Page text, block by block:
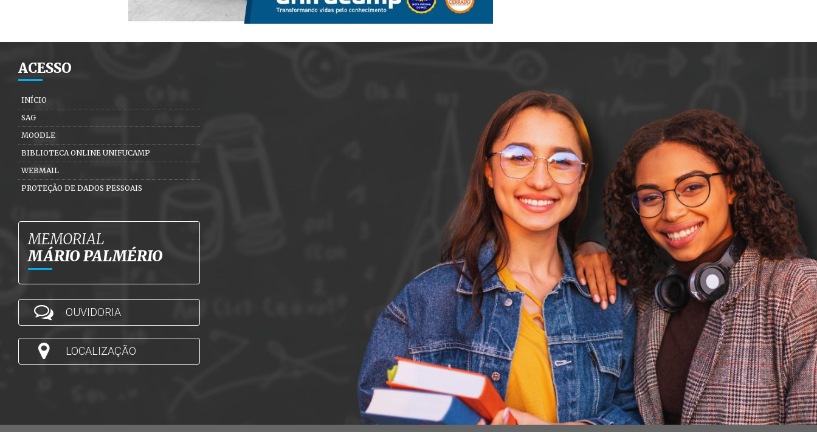
ACESSO
INÍCIO
SAG
MOODLE
BIBLIOTECA ONLINE UNIFUCAMP
WEBMAIL
PROTEÇÃO DE DADOS PESSOAIS
MEMORIAL
MÁRIO PALMÉRIO
OUVIDORIA
LOCALIZAÇÃO